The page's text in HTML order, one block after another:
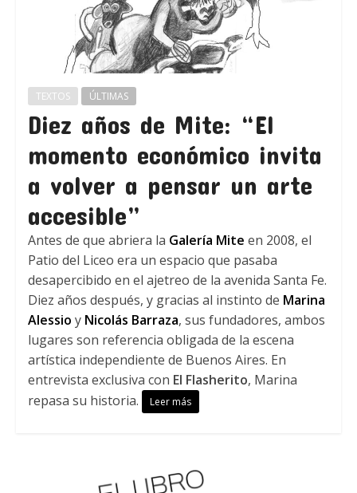
TEXTOS ÚLTIMAS
Diez años de Mite: “El
momento económico invita
a volver a pensar un arte
accesible”
Antes de que abriera la Galería Mite en 2008, el
Patio del Liceo era un espacio que pasaba
desapercibido en el ajetreo de la avenida Santa Fe.
Diez años después, y gracias al instinto de Marina
Alessio y Nicolás Barraza, sus fundadores, ambos
lugares son referencia obligada de la escena
artística independiente de Buenos Aires. En
entrevista exclusiva con El Flasherito, Marina
repasa su historia.
Leer más